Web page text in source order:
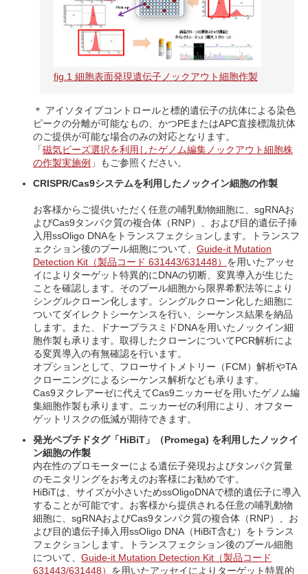
fig.1 細胞表面発現遺伝子ノックアウト細胞作製
＊ アイソタイプコントロールと標的遺伝子の抗体による染色
ピークの分離が可能なもの、かつPEまたはAPC直接標識抗体
のご提供が可能な場合のみの対応となります。
「磁気ビーズ選択を利用したゲノム編集ノックアウト細胞株
の作製実施例 」もご参照ください。
CRISPR/Cas9システムを利用したノックイン細胞の作製
お客様からご提供いただく任意の哺乳動物細胞に、sgRNAお
よびCas9タンパク質の複合体（RNP）、および目的遺伝子挿
入用ssOligo DNAをトランスフェクションします。トランスフ
ェクション後のプール細胞について、 Guide-it Mutation
Detection Kit（製品コード 631443/631448） を用いたアッセ
イによりターゲット特異的にDNAの切断、変異導入が生じた
ことを確認します。そのプール細胞から限界希釈法等により
シングルクローン化します。シングルクローン化した細胞に
ついてダイレクトシーケンスを行い、シーケンス結果を納品
します。また、ドナープラスミドDNAを用いたノックイン細
胞作製も承ります。取得したクローンについてPCR解析によ
る変異導入の有無確認を行います。
オプションとして、フローサイトメトリー（FCM）解析やTA
クローニングによるシーケンス解析なども承ります。
Cas9ヌクレアーゼに代えてCas9ニッカーゼを用いたゲノム編
集細胞作製も承ります。ニッカーゼの利用により、オフター
ゲットリスクの低減が期待できます。
発光ペプチドタグ「HiBiT」（Promega) を利用したノックイ
ン細胞の作製
内在性のプロモーターによる遺伝子発現およびタンパク質量
のモニタリングをお考えのお客様にお勧めです。
HiBiTは、サイズが小さいためssOligoDNAで標的遺伝子に導入
することが可能です。お客様から提供される任意の哺乳動物
細胞に、sgRNAおよびCas9タンパク質の複合体（RNP）、お
よび目的遺伝子挿入用ssOligo DNA（HiBiT含む）をトランス
フェクションします。トランスフェクション後のプール細胞
について、 Guide-it Mutation Detection Kit（製品コード
631443/631448） を用いたアッセイによりターゲット特異的